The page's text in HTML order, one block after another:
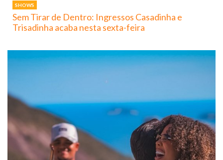
SHOWS
Sem Tirar de Dentro: Ingressos Casadinha e
Trisadinha acaba nesta sexta-feira